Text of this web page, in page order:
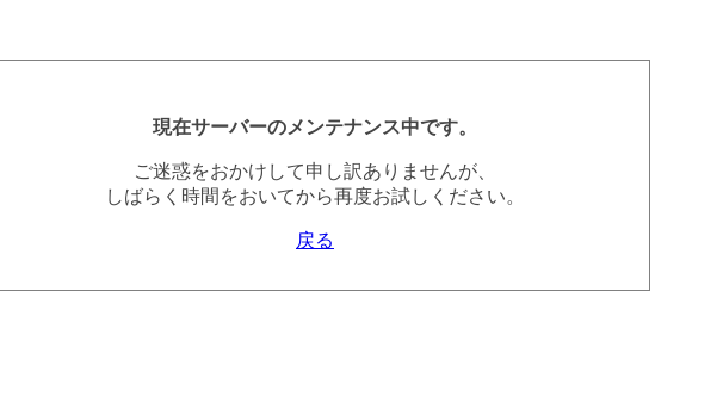
現在サーバーのメンテナンス中です。
ご迷惑をおかけして申し訳ありませんが、
しばらく時間をおいてから再度お試しください。
戻る